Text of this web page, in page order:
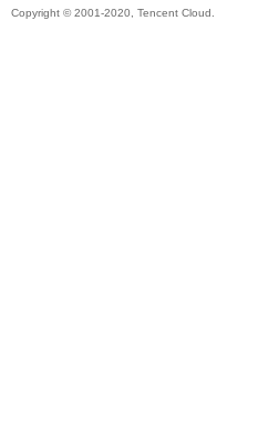
Copyright © 2001-2020, Tencent Cloud.